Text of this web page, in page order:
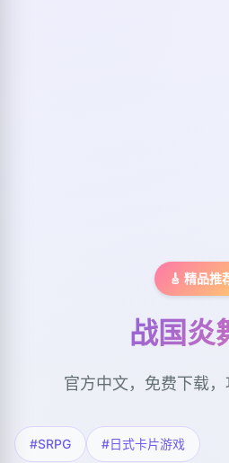
🎸 精品推
战国炎
官方中文，免费下载
#SRPG #日式卡片游戏